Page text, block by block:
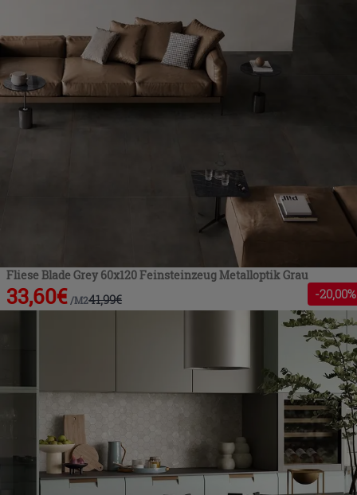
Fliese Blade Grey 60x120 Feinsteinzeug Metalloptik Grau
33,60€ /M241,99€ -20,00%